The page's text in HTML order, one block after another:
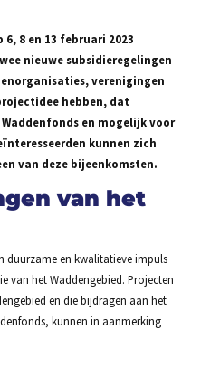
8 en 13 februari 2023
nieuwe subsidieregelingen
verenigingen
hebben, dat
en mogelijk voor
kunnen zich
van deze bijeenkomsten.
van het
duurzame en kwalitatieve impuls
van het Waddengebied. Projecten
en die bijdragen aan het
kunnen in aanmerking